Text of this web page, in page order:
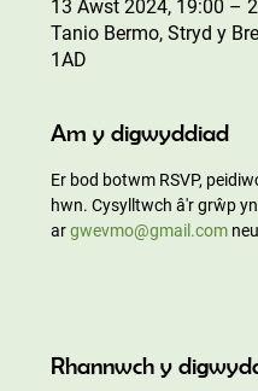
13 Awst 2024, 19:00 –
Tanio Bermo, Stryd y
1AD
Am y digwyddiad
Er bod botwm RSVP,
hwn. Cysylltwch â'r grŵp
ar gwevmo@gmail.com
Rhannwch y